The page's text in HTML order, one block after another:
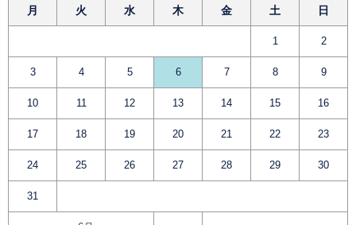
月 火 水 木 金 土 日
1 2
3 4 5 6 7 8 9
10 11 12 13 14 15 16
17 18 19 20 21 22 23
24 25 26 27 28 29 30
31